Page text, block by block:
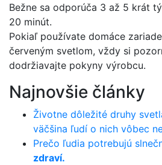
Bežne sa odporúča 3 až 5 krát
20 minút.
Pokiaľ používate domáce
červeným svetlom, vždy si
dodržiavajte pokyny výrobcu.
Najnovšie články
Životne dôležité druhy
väčšina ľudí o nich vôbec
Prečo ľudia potrebujú
zdraví.